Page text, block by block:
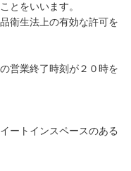
をいいます。
生法上の有効な許可を
業終了時刻が２０時を
ートインスペースのある